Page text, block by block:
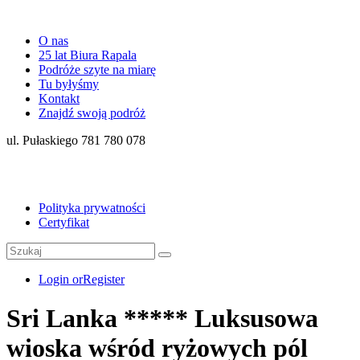
O nas
25 lat Biura Rapala
Podróże szyte na miarę
Tu byłyśmy
Kontakt
Znajdź swoją podróż
ul. Pułaskiego 781 780 078
Polityka prywatności
Certyfikat
Login orRegister
Sri Lanka ***** Luksusowa
wioska wśród ryżowych pól